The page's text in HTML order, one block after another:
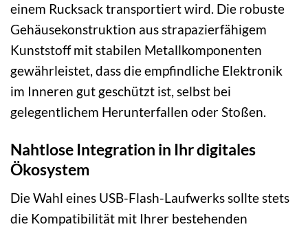
einem Rucksack transportiert wird. Die robuste
Gehäusekonstruktion aus strapazierfähigem
Kunststoff mit stabilen Metallkomponenten
gewährleistet, dass die empfindliche Elektronik
im Inneren gut geschützt ist, selbst bei
gelegentlichem Herunterfallen oder Stoßen.
Nahtlose Integration in Ihr digitales
Ökosystem
Die Wahl eines USB-Flash-Laufwerks sollte stets
die Kompatibilität mit Ihrer bestehenden